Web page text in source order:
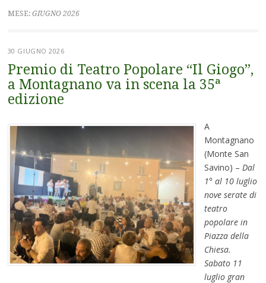
MESE: GIUGNO 2026
30 GIUGNO 2026
Premio di Teatro Popolare “Il Giogo”,
a Montagnano va in scena la 35ª
edizione
A
Montagnano
(Monte San
Savino) – Dal
1° al 10 luglio
nove serate di
teatro
popolare in
Piazza della
Chiesa.
Sabato 11
luglio gran